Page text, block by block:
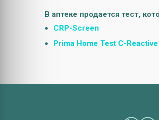
В аптеке продается тест,
CRP-Screen
Prima Home Test C-